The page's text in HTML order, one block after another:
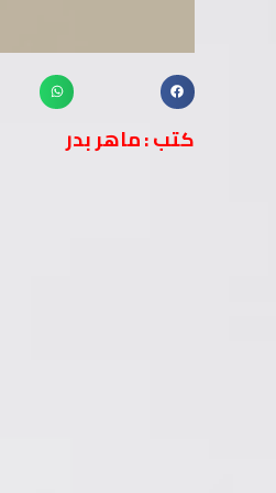
كتب : ماهر بدر